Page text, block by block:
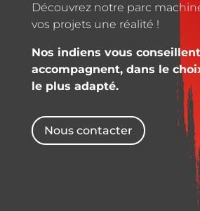
Découvrez notre parc
vos projets une réalité !
Nos indiens vous
accompagnent, dans le
le plus adapté.
Nous contacter